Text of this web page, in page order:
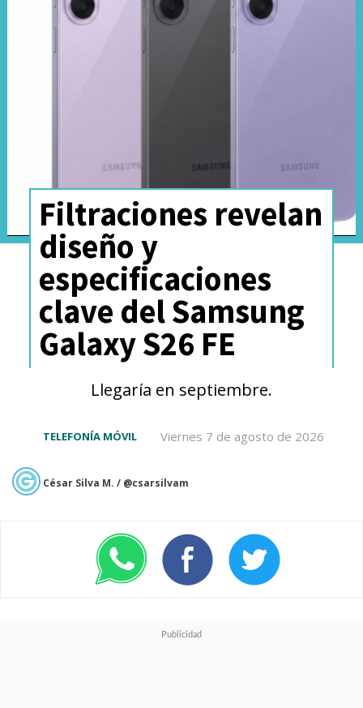
presentaron resultados
Filtraciones revelan
diseño y
especificaciones
clave del Samsung
Galaxy S26 FE
Llegaría en septiembre.
Viernes 7 de agosto de 2026
TELEFONÍA MÓVIL
César Silva M. / @csarsilvam